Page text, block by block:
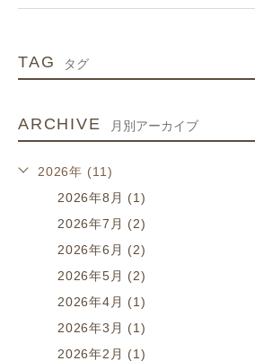
TAG タグ
ARCHIVE 月別アーカイブ
2026年 (11)
2026年8月 (1)
2026年7月 (2)
2026年6月 (2)
2026年5月 (2)
2026年4月 (1)
2026年3月 (1)
2026年2月 (1)